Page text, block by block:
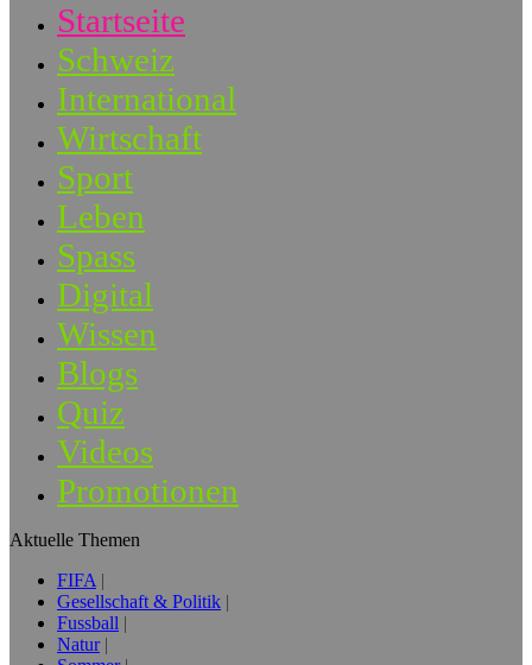
Startseite
Schweiz
International
Wirtschaft
Sport
Leben
Spass
Digital
Wissen
Blogs
Quiz
Videos
Promotionen
Aktuelle Themen
FIFA
Gesellschaft & Politik
Fussball
Natur